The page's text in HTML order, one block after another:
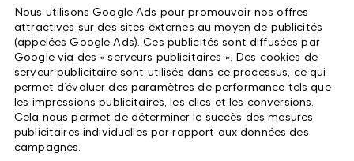
Nous utilisons Google Ads pour promouvoir nos offres
attractives sur des sites externes au moyen de publicités
(appelées Google Ads). Ces publicités sont diffusées par
Google via des « serveurs publicitaires ». Des cookies de
serveur publicitaire sont utilisés dans ce processus, ce qui
permet d’évaluer des paramètres de performance tels que
les impressions publicitaires, les clics et les conversions.
Cela nous permet de déterminer le succès des mesures
publicitaires individuelles par rapport aux données des
campagnes.